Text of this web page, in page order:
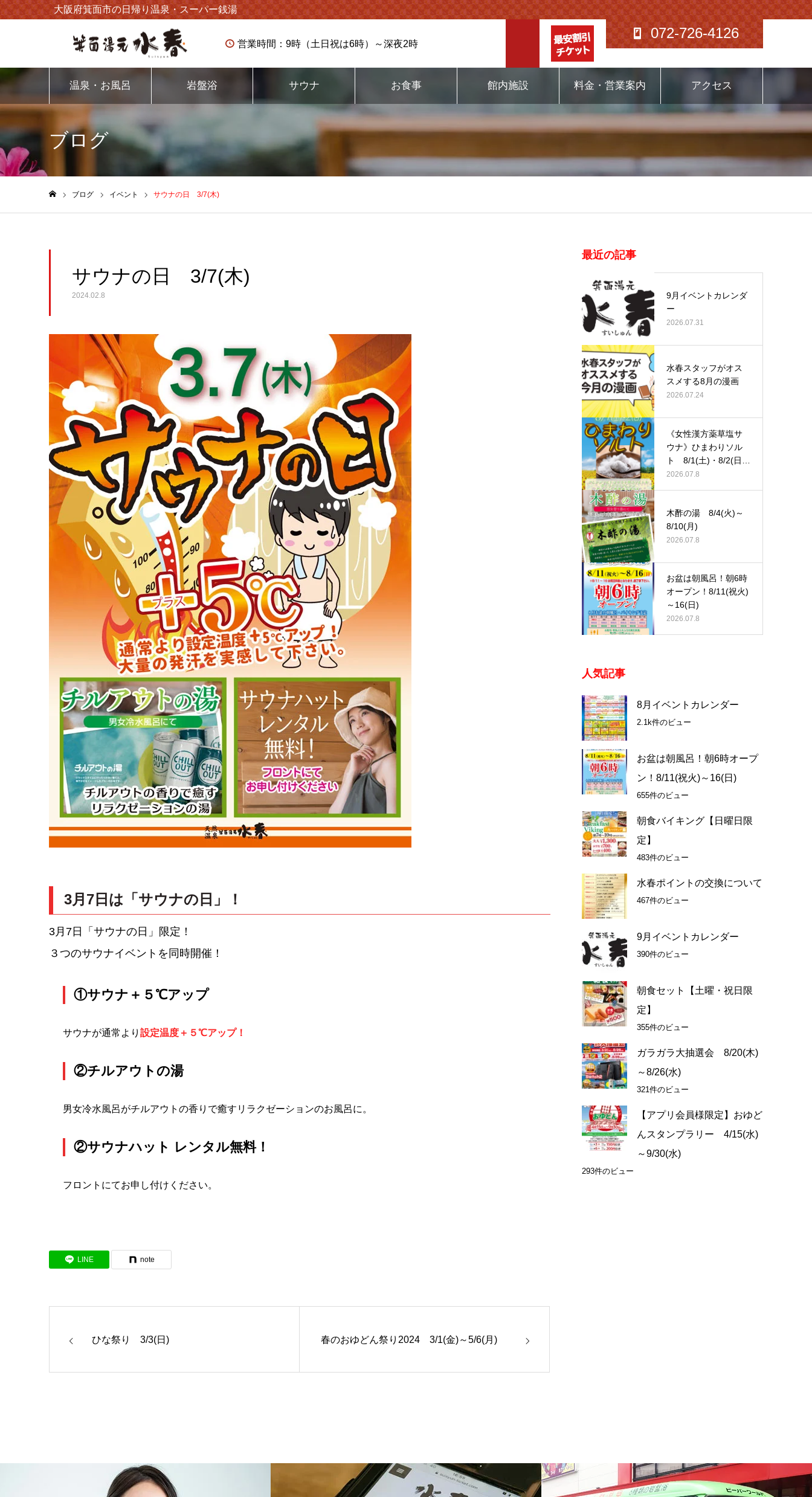
大阪府箕面市の日帰り温泉・スーパー銭湯
営業時間：9時（土日祝は6時）～深夜2時
072-726-4126
温泉・お風呂 岩盤浴 サウナ お食事 館内施設 料金・営業案内 アクセス
ブログ
ブログ イベント サウナの日 3/7(木)
サウナの日 3/7(木)
2024.02.8
3月7日は「サウナの日」！
3月7日「サウナの日」限定！
３つのサウナイベントを同時開催！
①サウナ＋５℃アップ
サウナが通常より設定温度＋５℃アップ！
②チルアウトの湯
男女冷水風呂がチルアウトの香りで癒すリラクゼーションのお風呂に。
②サウナハット レンタル無料！
フロントにてお申し付けください。
LINE note
ひな祭り 3/3(日) 春のおゆどん祭り2024 3/1(金)～5/6(月)
最近の記事
9月イベントカレンダ
ー
2026.07.31
水春スタッフがオス
スメする8月の漫画
2026.07.24
《女性漢方薬草塩サ
ウナ》ひまわりソル
ト 8/1(土)・8/2(日)
…
2026.07.8
木酢の湯 8/4(火)～
8/10(月)
2026.07.8
お盆は朝風呂！朝6時
オープン！8/11(祝火)
～16(日)
2026.07.8
人気記事
8月イベントカレンダー
2.1k件のビュー
お盆は朝風呂！朝6時オープ
ン！8/11(祝火)～16(日)
655件のビュー
朝食バイキング【日曜日限
定】
483件のビュー
水春ポイントの交換について
467件のビュー
9月イベントカレンダー
390件のビュー
朝食セット【土曜・祝日限
定】
355件のビュー
ガラガラ大抽選会 8/20(木)
～8/26(水)
321件のビュー
【アプリ会員様限定】おゆど
んスタンプラリー 4/15(水)
～9/30(水)
293件のビュー